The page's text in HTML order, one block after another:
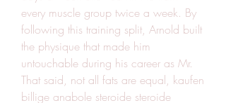
every muscle group twice a week. By
following this training split, Arnold built
the physique that made him
untouchable during his career as Mr.
That said, not all fats are equal, kaufen
billige anabole steroide steroide